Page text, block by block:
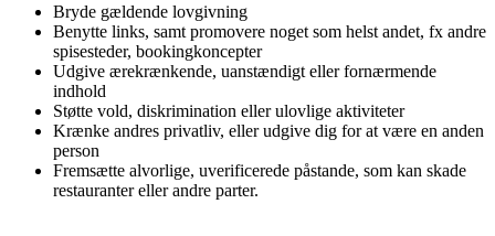
Bryde gældende lovgivning
Benytte links, samt promovere noget som helst andet, fx andre
spisesteder, bookingkoncepter
Udgive ærekrænkende, uanstændigt eller fornærmende
indhold
Støtte vold, diskrimination eller ulovlige aktiviteter
Krænke andres privatliv, eller udgive dig for at være en anden
person
Fremsætte alvorlige, uverificerede påstande, som kan skade
restauranter eller andre parter.